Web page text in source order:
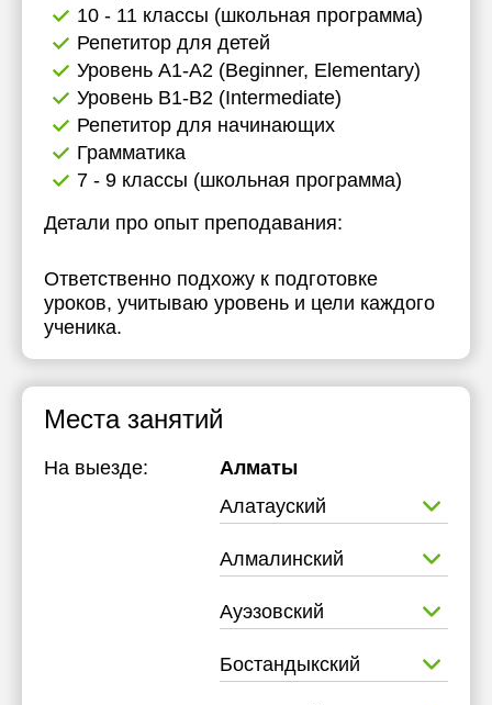
10 - 11 классы (школьная программа)
Репетитор для детей
Уровень А1-А2 (Beginner, Elementary)
Уровень B1-B2 (Intermediate)
Репетитор для начинающих
Грамматика
7 - 9 классы (школьная программа)
Детали про опыт преподавания:
Ответственно подхожу к подготовке
уроков, учитываю уровень и цели каждого
ученика.
Места занятий
На выезде:
Алматы
Алатауский
Алмалинский
Ауэзовский
Бостандыкский